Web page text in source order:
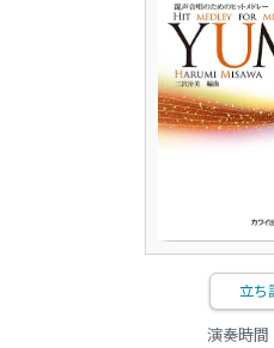
立ち
演奏時間